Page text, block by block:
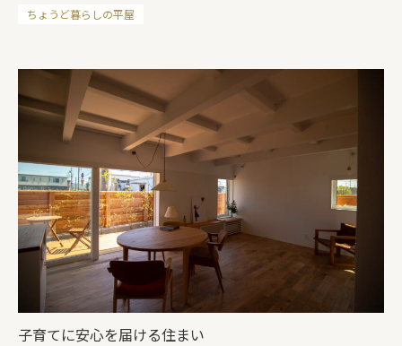
ちょうど暮らしの平屋
子育てに安心を届ける住まい